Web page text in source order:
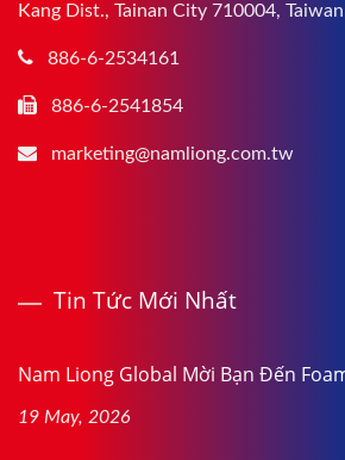
Kang Dist., Tainan City 710004, Taiwan
886-6-2534161
886-6-2541854
marketing@namliong.com.tw
Tin Tức Mới Nhất
Nam Liong Global Mời Bạn Đến
19 May, 2026